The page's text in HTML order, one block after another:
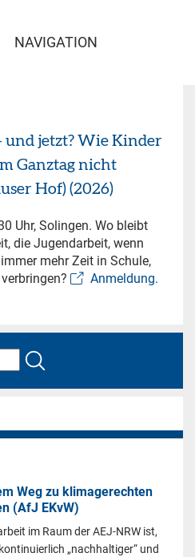
NAVIGATION
und jetzt? Wie Kinder
Ganztag nicht
Hof) (2026)
Uhr, Solingen. Wo bleibt
die Jugendarbeit, wenn
mehr Zeit in Schule,
Anmeldung.
Weg zu klimagerechten
(AfJ EKvW)
im Raum der AEJ-NRW ist,
„nachhaltiger“ und